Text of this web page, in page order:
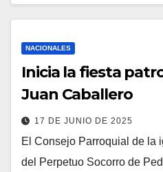
NACIONALES
Inicia la fiesta
Juan Caballero
17 DE JUNIO DE 2025
El Consejo Parroquial de la
del Perpetuo Socorro de